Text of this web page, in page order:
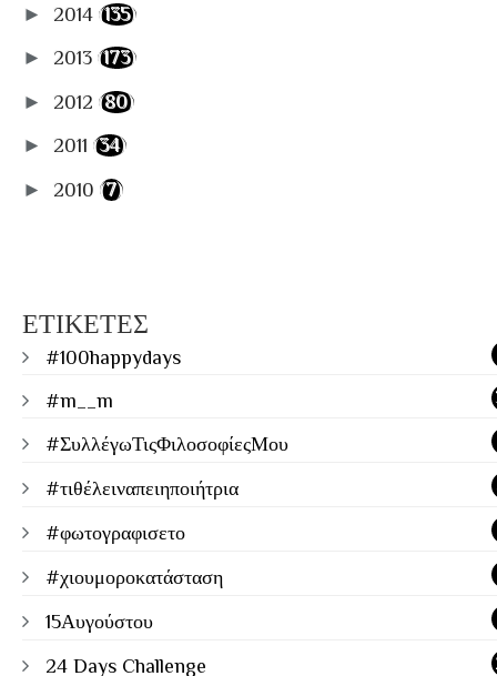
► 2014 (135)
► 2013 (173)
► 2012 (80)
► 2011 (34)
► 2010 (7)
ΕΤΙΚΕΤΕΣ
#100happydays
#m__m
#ΣυλλέγωΤιςΦιλοσοφίεςΜου
#τιθέλειναπειηποιήτρια
#φωτογραφισετο
#χιουμοροκατάσταση
15Αυγούστου
24 Days Challenge